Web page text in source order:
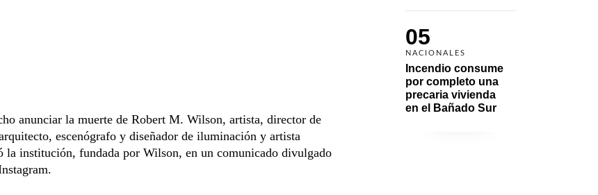
05
NACIONALES
Incendio consume
por completo una
precaria vivienda
en el Bañado Sur
anunciar la muerte de Robert M. Wilson, artista, director de
escenógrafo y diseñador de iluminación y artista
la institución, fundada por Wilson, en un comunicado divulgado